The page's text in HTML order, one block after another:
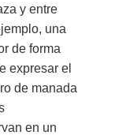
y entre
una
de forma
expresar el
de manada
en un